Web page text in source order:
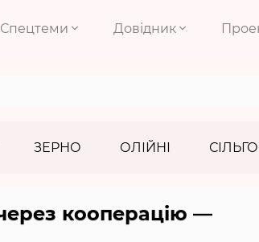
Спецтеми Довідник
ЗЕРНО ОЛІЙНІ
кооперацію —